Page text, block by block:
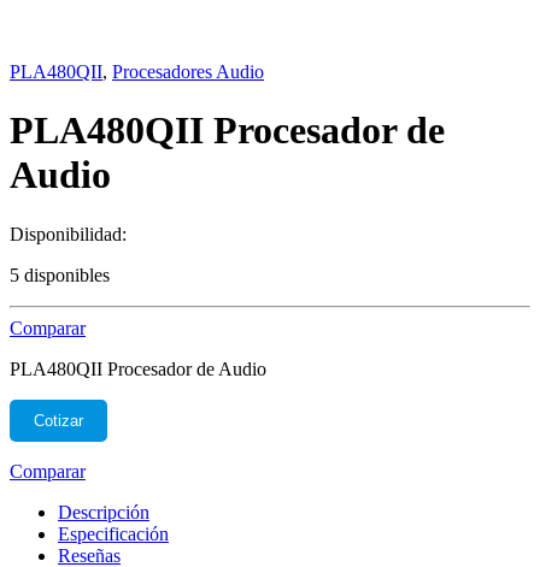
PLA480QII, Procesadores Audio
PLA480QII Procesador de
Audio
Disponibilidad:
5 disponibles
Comparar
PLA480QII Procesador de Audio
Cotizar
Comparar
Descripción
Especificación
Reseñas